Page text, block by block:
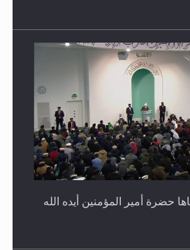
حضرة أمير المؤمنين أيده الله